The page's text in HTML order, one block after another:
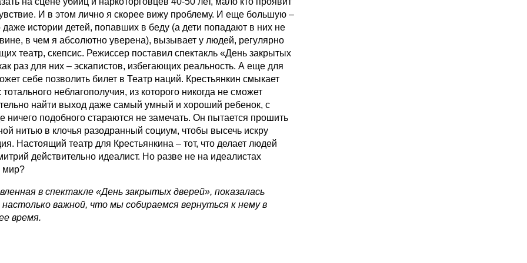
И в этом лично я скорее вижу проблему. И еще большую –
даже истории детей, попавших в беду (а дети попадают в них не
в чем я абсолютно уверена), вызывает у людей, регулярно
театр, скепсис. Режиссер поставил спектакль «День закрытых
раз для них – эскапистов, избегающих реальность. А еще для
себе позволить билет в Театр наций. Крестьянкин смыкает
неблагополучия, из которого никогда не сможет
найти выход даже самый умный и хороший ребенок, с
ничего подобного стараются не замечать. Он пытается прошить
нитью в клочья разодранный социум, чтобы высечь искру
Настоящий театр для Крестьянкина – тот, что делает людей
действительно идеалист. Но разве не на идеалистах
мир?
в спектакле «День закрытых дверей», показалась
настолько важной, что мы собираемся вернуться к нему в
время.